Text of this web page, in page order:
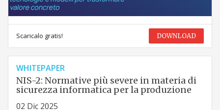
Scaricalo gratis! DOWNLOAD
WHITEPAPER
NIS-2: Normative più severe in materia di
sicurezza informatica per la produzione
02 Dic 2025